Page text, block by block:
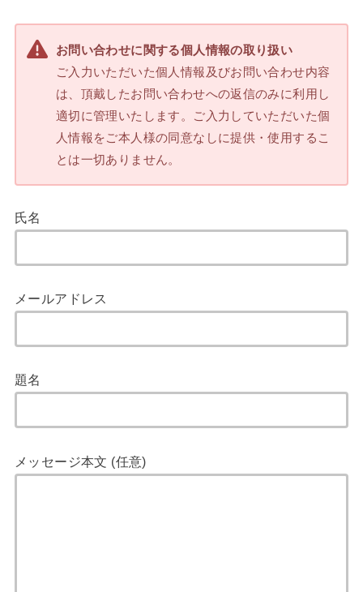
お問い合わせに関する個人情報の取り扱い
ご入力いただいた個人情報及びお問い合わせ内容
は、頂戴したお問い合わせへの返信のみに利用し
適切に管理いたします。ご入力していただいた個
人情報をご本人様の同意なしに提供・使用するこ
とは一切ありません。
氏名
メールアドレス
題名
メッセージ本文 (任意)